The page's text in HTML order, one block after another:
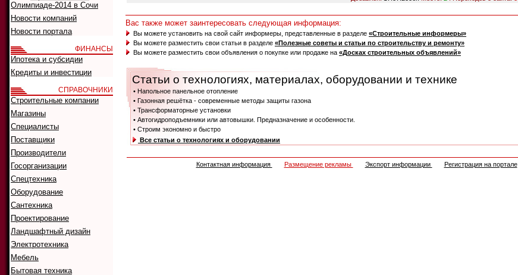
Вас также может заинтересовать следующая информация:
Вы можете установить на свой сайт информеры, представленные в разделе «Строительные информеры»
Вы можете разместить свои статьи в разделе «Полезные советы и статьи по строительству и ремонту»
Вы можете разместить свои объявления о покупке или продаже на «Досках строительных объявлений»
Статьи о технологиях, материалах, оборудовании и технике
• Напольное панельное отопление
• Газонная решётка - современные методы защиты газона
• Трансформаторные установки
• Автогидроподъемники или автовышки. Предназначение и особенности.
• Строим экономно и быстро
Все статьи о технологиях и оборудовании
Контактная информация Размещение рекламы Экспорт информации Регистрация на портале
Олимпиаде-2014 в Сочи
Новости компаний
Новости портала
ФИНАНСЫ
Ипотека и субсидии
Кредиты и инвестиции
СПРАВОЧНИКИ
Строительные компании
Магазины
Специалисты
Поставщики
Производители
Госорганизации
Спецтехника
Оборудование
Сантехника
Проектирование
Ландшафтный дизайн
Электротехника
Мебель
Бытовая техника